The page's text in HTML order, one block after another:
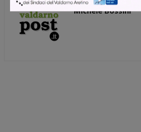
Michele Bossini